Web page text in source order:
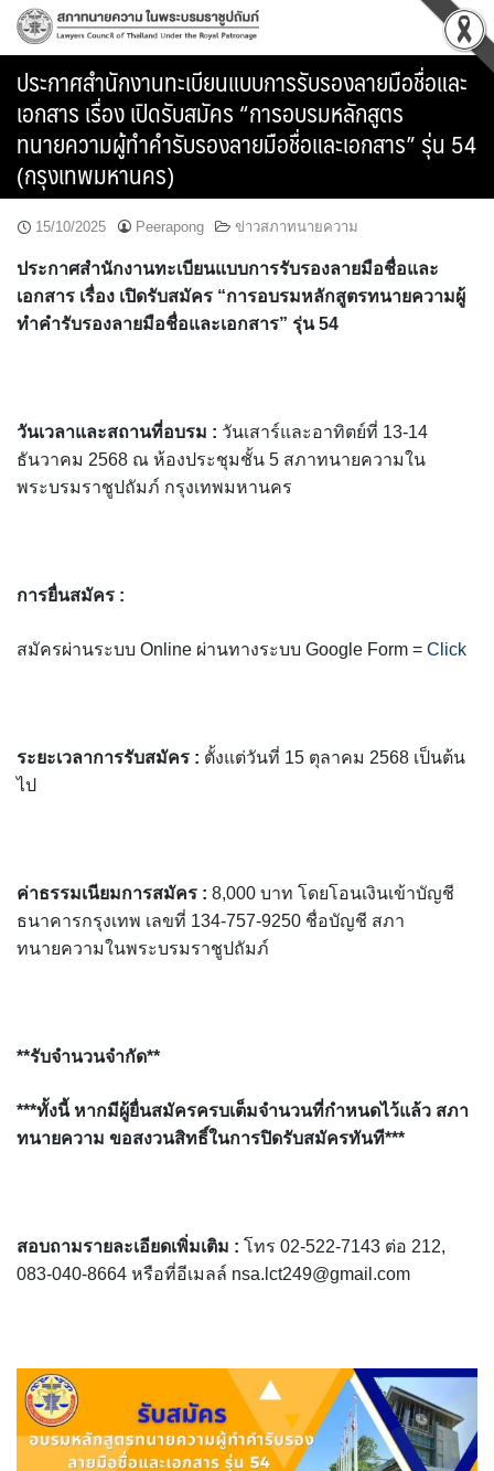
Skip
ประกาศสำนักงานทะเบียนแบบการรับรองลายมือชื่อและ
เอกสาร เรื่อง เปิดรับสมัคร “การอบรมหลักสูตร
ทนายความผู้ทำคำรับรองลายมือชื่อและเอกสาร” รุ่น 54
(กรุงเทพมหานคร)
15/10/2025 Peerapong ข่าวสภาทนายความ
ประกาศสำนักงานทะเบียนแบบการรับรองลายมือชื่อและ
เอกสาร เรื่อง เปิดรับสมัคร “การอบรมหลักสูตรทนายความผู้
ทำคำรับรองลายมือชื่อและเอกสาร” รุ่น 54
วันเวลาและสถานที่อบรม : วันเสาร์และอาทิตย์ที่ 13-14
ธันวาคม 2568 ณ ห้องประชุมชั้น 5 สภาทนายความใน
พระบรมราชูปถัมภ์ กรุงเทพมหานคร
การยื่นสมัคร :
สมัครผ่านระบบ Online ผ่านทางระบบ Google Form = Click
ระยะเวลาการรับสมัคร : ตั้งแต่วันที่ 15 ตุลาคม 2568 เป็นต้น
ไป
ค่าธรรมเนียมการสมัคร : 8,000 บาท โดยโอนเงินเข้าบัญชี
ธนาคารกรุงเทพ เลขที่ 134-757-9250 ชื่อบัญชี สภา
ทนายความในพระบรมราชูปถัมภ์
**รับจำนวนจำกัด**
***ทั้งนี้ หากมีผู้ยื่นสมัครครบเต็มจำนวนที่กำหนดไว้แล้ว สภา
ทนายความ ขอสงวนสิทธิ์ในการปิดรับสมัครทันที***
สอบถามรายละเอียดเพิ่มเติม : โทร 02-522-7143 ต่อ 212,
083-040-8664 หรือที่อีเมลล์ nsa.lct249@gmail.com